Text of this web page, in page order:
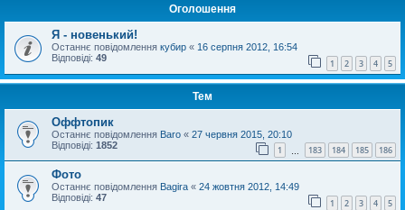
Оголошення
Я - новенький!
Останнє повідомлення кубир « 16 серпня 2012, 16:54
Відповіді: 49 1 2 3 4 5
Тем
Оффтопик
Останнє повідомлення Baro « 27 червня 2015, 20:10
Відповіді: 1852 1 183 184 185 186
Фото
Останнє повідомлення Bagira « 24 жовтня 2012, 14:49
Відповіді: 47 1 2 3 4 5